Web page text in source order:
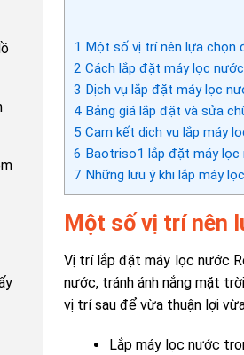
1 Một số vị trí nên lựa chọn
2 Cách lắp đặt máy lọc
3 Dịch vụ lắp đặt máy lọc
4Bảng giá lắp đặt và sửa
5 Cam kết dịch vụ lắp máy
6 Baotriso1 lắp đặt máy lọc
7 Những lưu ý khi lắp máy
Một số vị trí nên
Vị trí lắp đặt máy lọc nước
nước, tránh ánh nắng mặt
vị trí sau để vừa thuận lợi
Lắp máy lọc nước